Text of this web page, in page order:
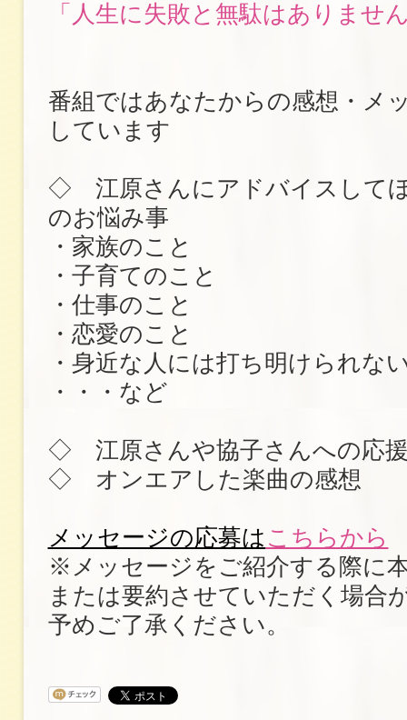
「人生に失敗と無駄はありませ
番組ではあなたからの感想・メ
しています
◇ 江原さんにアドバイスして
のお悩み事
・家族のこと
・子育てのこと
・仕事のこと
・恋愛のこと
・身近な人には打ち明けられな
・・・など
◇ 江原さんや協子さんへの応
◇ オンエアした楽曲の感想
メッセージの応募は こちらから
※メッセージをご紹介する際に
または要約させていただく場合
予めご了承ください。